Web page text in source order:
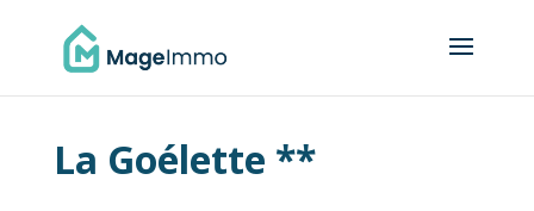
La Goélette **